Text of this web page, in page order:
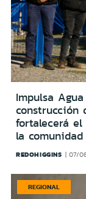
Impulsa
construcción
fortalecerá
la comunidad
REDOHIGGINS 07/
REGIONAL